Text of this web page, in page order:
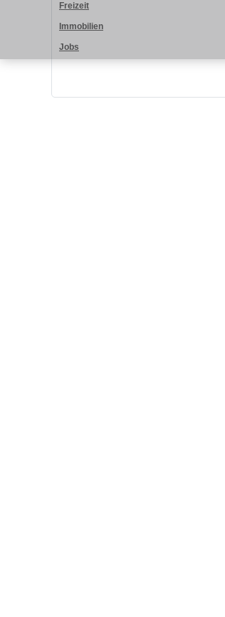
Freizeit
Immobilien
Jobs